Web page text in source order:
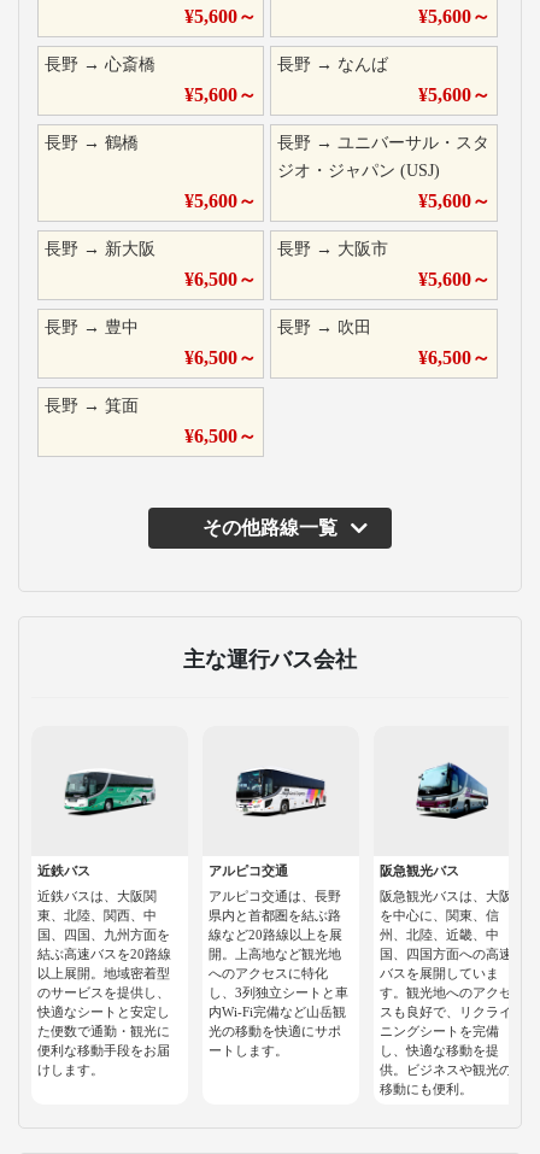
¥5,600～ ¥5,600～
長野 → 心斎橋
¥5,600～
長野 → なんば
¥5,600～
長野 → 鶴橋
¥5,600～
長野 →ユニバーサル・スタ
ジオ・ジャパン (USJ)
¥5,600～
長野 → 新大阪
¥6,500～
長野 → 大阪市
¥5,600～
長野 → 豊中
¥6,500～
長野 → 吹田
¥6,500～
長野 → 箕面
¥6,500～
その他路線一覧
主な運行バス会社
近鉄バス
近鉄バスは、大阪関
東、北陸、関西、中
国、四国、九州方面を
結ぶ高速バスを20路線
以上展開。地域密着型
のサービスを提供し、
快適なシートと安定し
た便数で通勤・観光に
便利な移動手段をお届
けします。
アルピコ交通
アルピコ交通は、長野
県内と首都圏を結ぶ路
線など20路線以上を展
開。上高地など観光地
へのアクセスに特化
し、3列独立シートと車
内Wi-Fi完備など山岳観
光の移動を快適にサポ
ートします。
阪急観光バス
阪急観光バスは、大阪
を中心に、関東、信
州、北陸、近畿、中
国、四国方面への高速
バスを展開していま
す。観光地へのアクセ
スも良好で、リクライ
ニングシートを完備
し、快適な移動を提
供。ビジネスや観光の
移動にも便利。